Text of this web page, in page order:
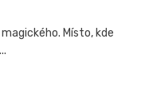
Místo, kde